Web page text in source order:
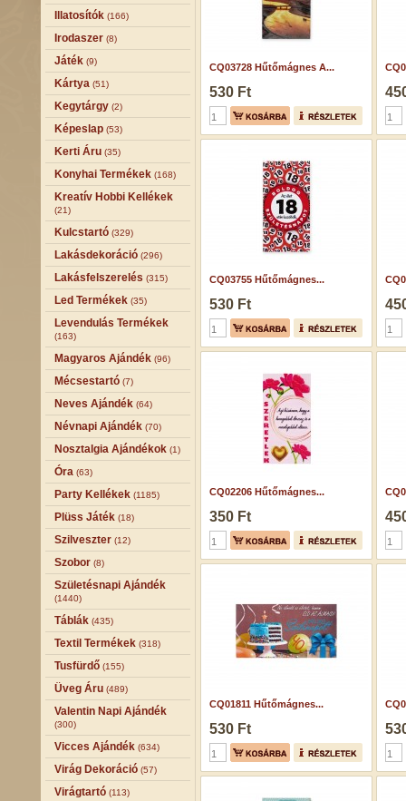
Illatosítók (166)
Irodaszer (8)
Játék (9)
Kártya (51)
Kegytárgy (2)
Képeslap (53)
Kerti Áru (35)
Konyhai Termékek (168)
Kreatív Hobbi Kellékek
(21)
Kulcstartó (329)
Lakásdekoráció (296)
Lakásfelszerelés (315)
Led Termékek (35)
Levendulás Termékek
(163)
Magyaros Ajándék (96)
Mécsestartó (7)
Neves Ajándék (64)
Névnapi Ajándék (70)
Nosztalgia Ajándékok (1)
Óra (63)
Party Kellékek (1185)
Plüss Játék (18)
Szilveszter (12)
Szobor (8)
Születésnapi Ajándék
(1440)
Táblák (435)
Textil Termékek (318)
Tusfürdő (155)
Üveg Áru (489)
Valentin Napi Ajándék
(300)
Vicces Ajándék (634)
Virág Dekoráció (57)
Virágtartó (113)
CQ03728 Hűtőmágnes A...
530 Ft
CQ03755 Hűtőmágnes...
530 Ft
CQ02206 Hűtőmágnes...
350 Ft
CQ01811 Hűtőmágnes...
530 Ft